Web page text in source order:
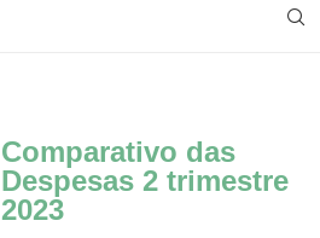
Comparativo das
Despesas 2 trimestre
2023